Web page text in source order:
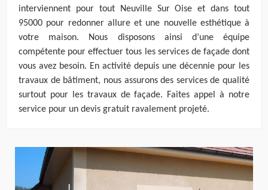
interviennent pour tout Neuville Sur Oise et dans tout
95000 pour redonner allure et une nouvelle esthétique à
votre maison. Nous disposons ainsi d’une équipe
compétente pour effectuer tous les services de façade dont
vous avez besoin. En activité depuis une décennie pour les
travaux de bâtiment, nous assurons des services de qualité
surtout pour les travaux de façade. Faites appel à notre
service pour un devis gratuit ravalement projeté.